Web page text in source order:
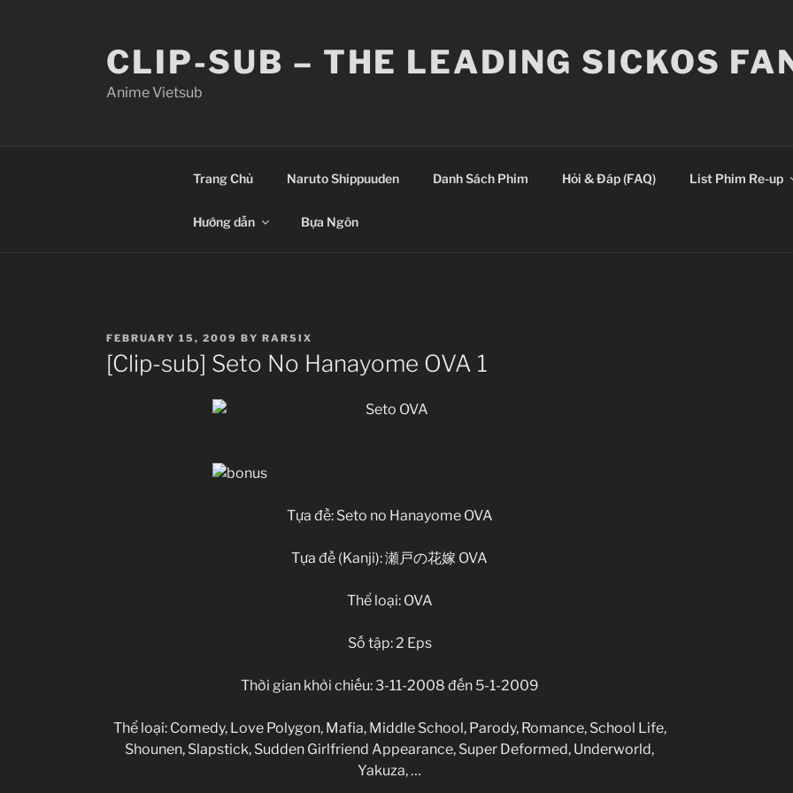
CLIP-SUB – THE LEADING SICKOS
Anime Vietsub
Trang Chủ Naruto Shippuuden Danh Sách Phim Hỏi & Đáp (FAQ) List Phim Re-up
Hướng dẫn Bựa Ngôn
POSTED
ON
FEBRUARY 15, 2009 BY RARSIX
[Clip-sub] Seto No Hanayome OVA 1
Tựa đề: Seto no Hanayome OVA
Tựa đề (Kanji): 瀬戸の花嫁 OVA
Thể loại: OVA
Số tập: 2 Eps
Thời gian khởi chiếu: 3-11-2008 đến 5-1-2009
Thể loại: Comedy, Love Polygon, Mafia, Middle School, Parody, Romance, School Life,
Shounen, Slapstick, Sudden Girlfriend Appearance, Super Deformed, Underworld,
Yakuza, …